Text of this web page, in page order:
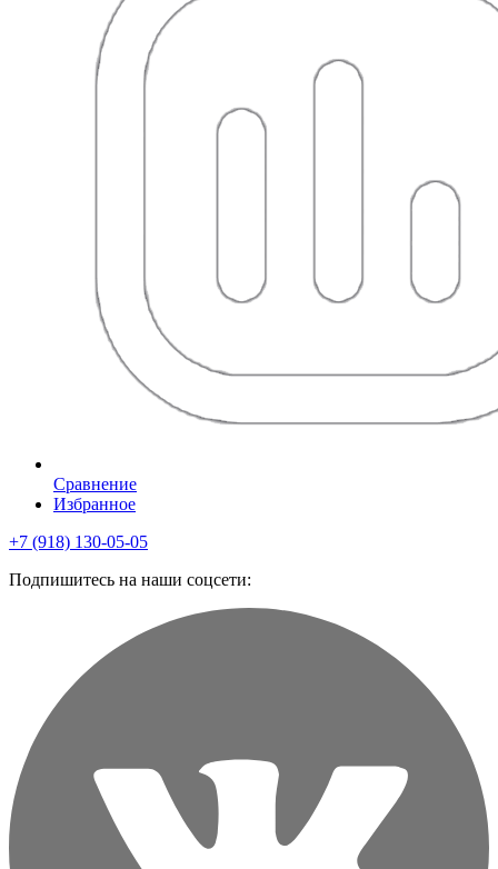
Сравнение
Избранное
+7 (918) 130-05-05
Подпишитесь на наши соцсети: